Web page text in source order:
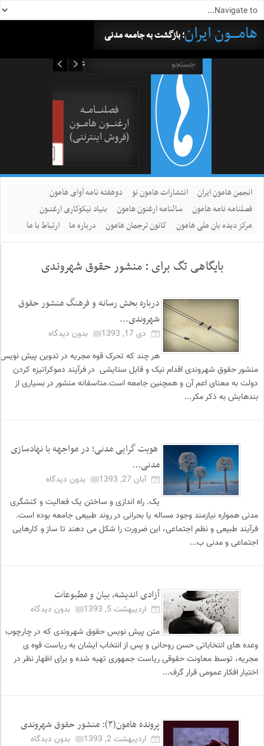
هامــــون ایران؛ بازگشت به جامعه مدنی
فصلنــــامـــه
ارغنــــون هامـــون
(فروش اینترنتی)
انجمن هامون ایران انتشارات هامون نو
دوهفته نامه آوای هامون
فصلنامه نامه هامون
سالنامه ارغنون هامون
بنیاد نیکوکاری ارغنــون
مرکز دیده بان ملی هامون
کانون ترجمان هامون درباره ما ارتباط با ما
بایگاهی تگ برای : منشور حقوق شهروندی
درباره بخش رسانه و فرهنگ منشور حقوق
شهروندی...
دی 17, 1393
بدون دیدگاه
هر چند که تحرک قوه مجریه در تدوین پیش نویس
منشور حقوق شهروندی اقدام نیک و قابل ستایشی در فرآیند دموکراتیزه کردن
دولت به معنای اعم آن و همچنین جامعه است.متاسفانه منشور در بسیاری از
بندهایش به ذکر مکر...
هویت گرایی مدنی؛ در مواجهه با نهادسازی
مدنی...
آبان 27, 1393
بدون دیدگاه
یک. راه اندازی و ساختن یک فعالیت و کنشگری
مدنی همواره نیازمند وجود مساله یا بحرانی در روند طبیعی جامعه بوده است.
فرآیند طبیعی و نظم اجتماعی، این ضرورت را شکل می دهند تا ساز و کارهایی
اجتماعی و مدنی ب...
آزادی اندیشه، بیان و مطبوعات
اردیبهشت 5, 1393
بدون دیدگاه
متن پیش نویس حقوق شهروندی که در چارچوب
وعده های انتخاباتی حسن روحانی و پس از انتخاب ایشان به ریاست قوه ی
مجریه، توسط معاونت حقوقی ریاست جمهوری تهیه شده و برای اظهار نظر در
اختیار افکار عمومی قرار گرف...
پرونده هامون(۳): منشور حقوق شهروندی
اردیبهشت 2, 1393
بدون دیدگاه